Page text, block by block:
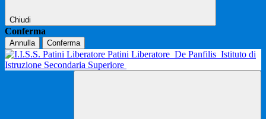
Chiudi
Conferma
Annulla Conferma
Patini Liberatore De Panfilis Istituto di
Istruzione Secondaria Superiore